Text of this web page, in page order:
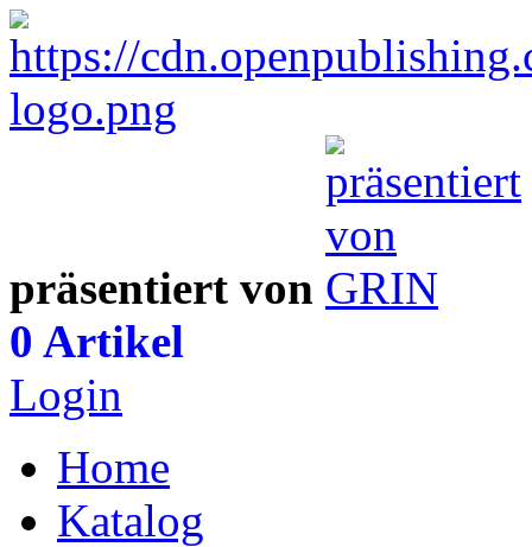
präsentiert von
0 Artikel
Login
Home
Katalog